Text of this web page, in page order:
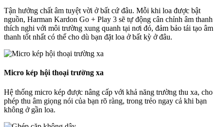
Tận hưởng chất âm tuyệt vời ở bất cứ đâu. Mỗi khi loa được bật
nguồn, Harman Kardon Go + Play 3 sẽ tự động cân chỉnh âm thanh
thích nghi với môi trường xung quanh tại nơi đó, đảm bảo tái tạo âm
thanh tốt nhất có thể cho dù bạn đặt loa ở bất kỳ ở đâu.
Micro kép hội thoại trường xa
Hệ thống micro kép được nâng cấp với khả năng trường thu xa, cho
phép thu âm giọng nói của bạn rõ ràng, trong trẻo ngay cả khi bạn
không ở gần loa.